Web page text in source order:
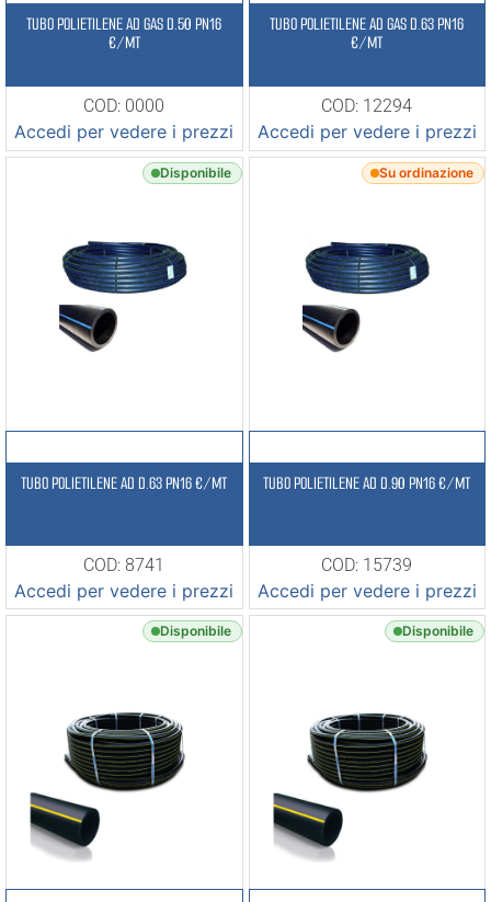
TUBO POLIETILENE AD GAS D.50 PN16
€/MT
COD: 0000
Accedi per vedere i prezzi
TUBO POLIETILENE AD GAS D.63 PN16
€/MT
COD: 12294
Accedi per vedere i prezzi
Disponibile
TUBO POLIETILENE AD D.63 PN16 €/MT
COD: 8741
Accedi per vedere i prezzi
Su ordinazione
TUBO POLIETILENE AD D.90 PN16 €/MT
COD: 15739
Accedi per vedere i prezzi
Disponibile Disponibile